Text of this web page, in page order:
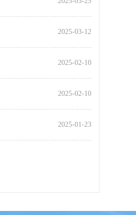
2025-03-12
2025-02-10
2025-02-10
2025-01-23